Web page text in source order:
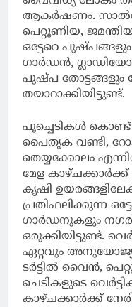
ആകര്‍ഷണം.
പെറ്റൂണിയ,
ഒട്ടേറെ
ഗാര്‍ഡന്‍,
പുഷ്പ തോട്ടങ്ങളും
തയാറാക്കിയിട്ടുണ്ട്.
പൂച്ചെടികള്‍ കൊണ്ട്
പൈതൃക വണ്ടി,
തെയ്യക്കോലം
മേള
കൃഷി
പ്രതിഫലിക്കുന്ന
ഗാര്‍ഡനുകളും
ഒരുക്കിയിട്ടുണ്ട്.
ഏറ്റവും
ടര്‍ട്ടില്‍ വൈന്‍,
ചെടികളുടെ
കാഴ്ചക്കാര്‍ക്ക്